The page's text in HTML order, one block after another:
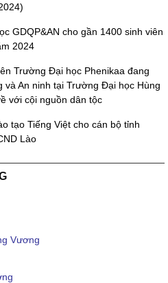
GDQP&AN cho gần 1400 sinh viên
2024
Trường Đại học Phenikaa đang
và An ninh tại Trường Đại học Hùng
với cội nguồn dân tộc
tạo Tiếng Việt cho cán bộ tỉnh
Lào
Vương